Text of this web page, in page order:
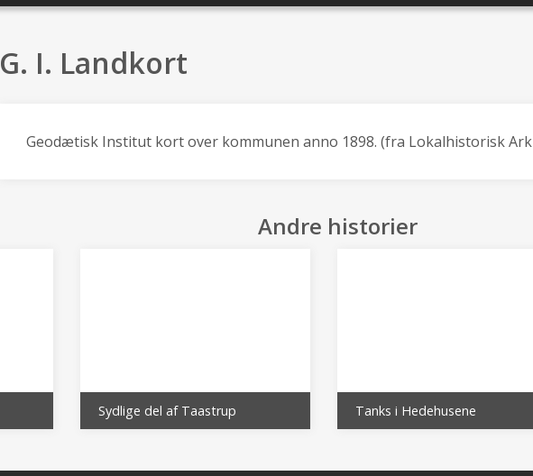
G. I. Landkort
Geodætisk Institut kort over kommunen anno 1898. (fra Lokalhistorisk
Andre historier
Sydlige del af Taastrup Tanks i Hedehusene